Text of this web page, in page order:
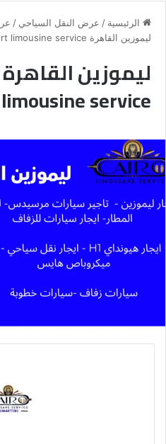
الرئيسية / عرض النقل السياحي /
ليموزين القاهرة Air port limousine service
limousine service